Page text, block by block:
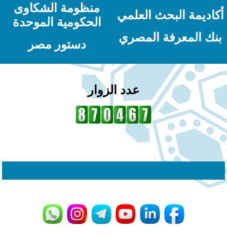
البحث العلمي
المعرفة المصري
منظومة الشكاوى
الحكومية الموحدة
دستور مصر
عدد الزوار